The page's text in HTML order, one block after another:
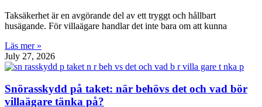
Taksäkerhet är en avgörande del av ett tryggt och hållbart
husägande. För villaägare handlar det inte bara om att kunna
Läs mer »
July 27, 2026
Snörasskydd på taket: när behövs det och vad bör
villaägare tänka på?